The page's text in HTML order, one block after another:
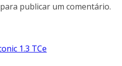
para publicar um comentário.